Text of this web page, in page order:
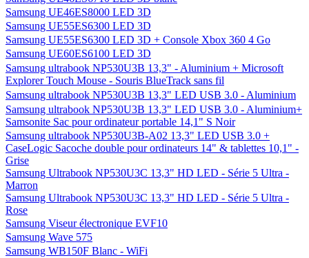
Samsung UE46ES8000 LED 3D
Samsung UE55ES6300 LED 3D
Samsung UE55ES6300 LED 3D + Console Xbox 360 4 Go
Samsung UE60ES6100 LED 3D
Samsung ultrabook NP530U3B 13,3" - Aluminium + Microsoft
Explorer Touch Mouse - Souris BlueTrack sans fil
Samsung ultrabook NP530U3B 13,3" LED USB 3.0 - Aluminium
Samsung ultrabook NP530U3B 13,3" LED USB 3.0 - Aluminium+
Samsonite Sac pour ordinateur portable 14,1" S Noir
Samsung ultrabook NP530U3B-A02 13,3" LED USB 3.0 +
CaseLogic Sacoche double pour ordinateurs 14" & tablettes 10,1" -
Grise
Samsung Ultrabook NP530U3C 13,3" HD LED - Série 5 Ultra -
Marron
Samsung Ultrabook NP530U3C 13,3" HD LED - Série 5 Ultra -
Rose
Samsung Viseur électronique EVF10
Samsung Wave 575
Samsung WB150F Blanc - WiFi